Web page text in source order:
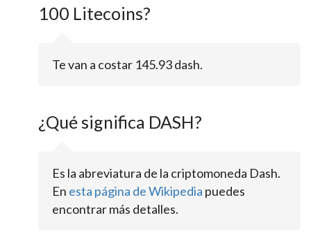
100 Litecoins?
Te van a costar 145.93 dash.
¿Qué significa DASH?
Es la abreviatura de la criptomoneda Dash.
En esta página de Wikipedia puedes
encontrar más detalles.